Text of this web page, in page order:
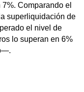
Comparando el
superliquidación de
el nivel de
lo superan en 6%